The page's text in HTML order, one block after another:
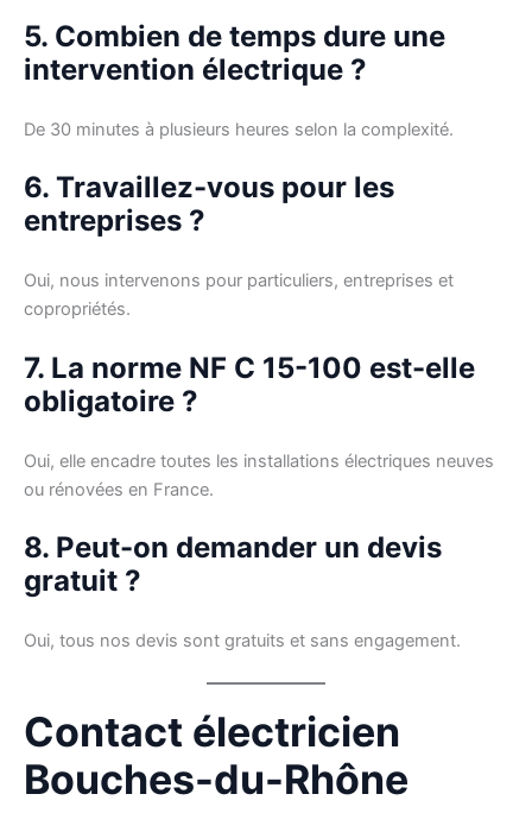
5. Combien de temps dure une
intervention électrique ?
De 30 minutes à plusieurs heures selon la complexité.
6. Travaillez-vous pour les
entreprises ?
Oui, nous intervenons pour particuliers, entreprises et
copropriétés.
7. La norme NF C 15-100 est-elle
obligatoire ?
Oui, elle encadre toutes les installations électriques neuves
ou rénovées en France.
8. Peut-on demander un devis
gratuit ?
Oui, tous nos devis sont gratuits et sans engagement.
Contact électricien
Bouches-du-Rhône